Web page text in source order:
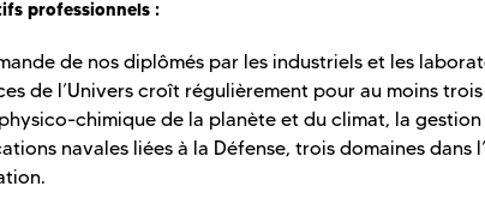
professionnels :
de nos diplômés par les industriels et les
de l’Univers croît régulièrement pour au moins
chimique de la planète et du climat, la
navales liées à la Défense, trois domaines dans